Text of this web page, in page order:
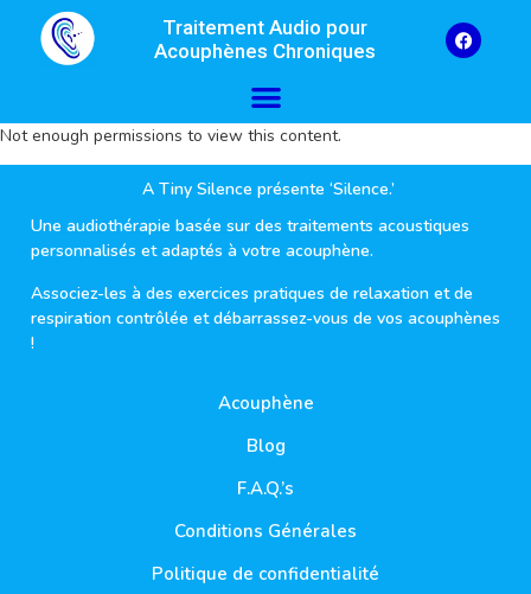
Traitement Audio pour
Acouphènes Chroniques
Not enough permissions to view this content.
A Tiny Silence présente ‘Silence.’
Une audiothérapie basée sur des traitements acoustiques
personnalisés et adaptés à votre acouphène.
Associez-les à des exercices pratiques de relaxation et de
respiration contrôlée et débarrassez-vous de vos acouphènes
!
Acouphène
Blog
F.A.Q.’s
Conditions Générales
Politique de confidentialité